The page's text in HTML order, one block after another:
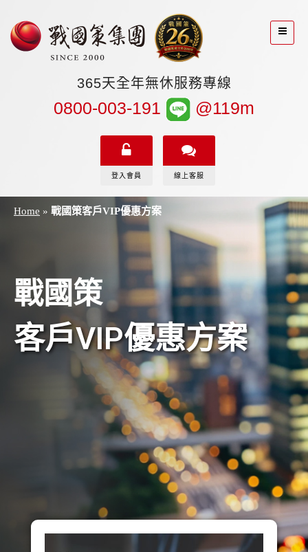
365天全年無休服務專線
0800-003-191 @119m
登入會員 線上客服
Home » 戰國策客戶VIP優惠方案
戰國策
客戶VIP優惠方案